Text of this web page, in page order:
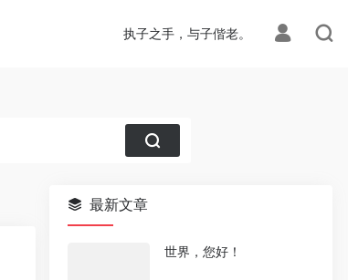
执子之手，与子偕老。
最新文章
世界，您好！